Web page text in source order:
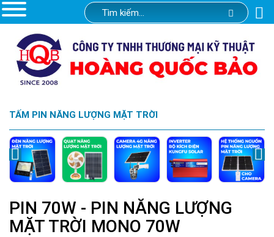
TẤM PIN NĂNG LƯỢNG MẶT TRỜI
PIN 70W - PIN NĂNG LƯỢNG
MẶT TRỜI MONO 70W